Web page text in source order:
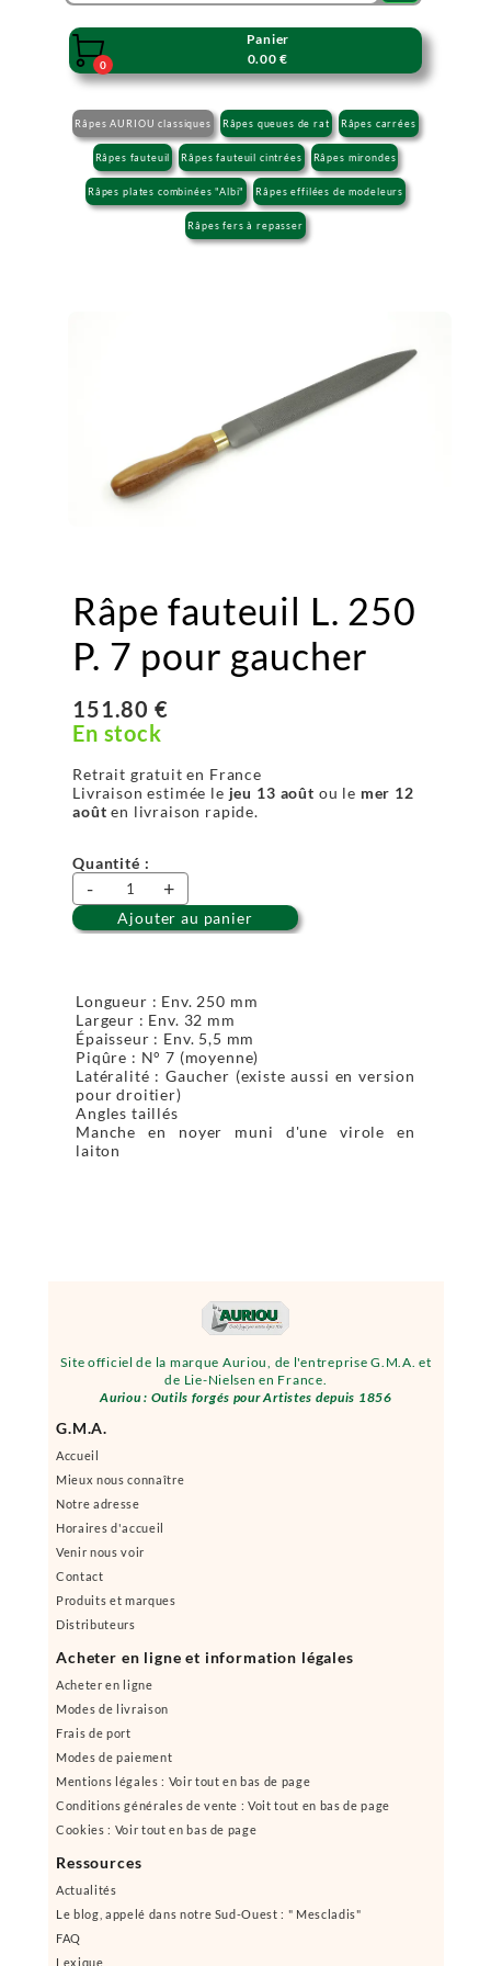
Site officiel de la marque Auriou, de l'entreprise G.M.A. et
de Lie-Nielsen en France.
Auriou : Outils forgés pour Artistes depuis 1856
G.M.A.
Accueil
Mieux nous connaître
Notre adresse
Horaires d'accueil
Venir nous voir
Contact
Produits et marques
Distributeurs
Acheter en ligne et information légales
Acheter en ligne
Modes de livraison
Frais de port
Modes de paiement
Mentions légales : Voir tout en bas de page
Conditions générales de vente : Voit tout en bas de page
Cookies : Voir tout en bas de page
Ressources
Actualités
Le blog, appelé dans notre Sud-Ouest : " Mescladis"
FAQ
Lexique

0
Panier
0.00 €
Râpes AURIOU classiques Râpes queues de rat Râpes carrées
Râpes fauteuil Râpes fauteuil cintrées Râpes mirondes
Râpes plates combinées "Albi" Râpes effilées de modeleurs
Râpes fers à repasser
Râpe fauteuil L. 250
P. 7 pour gaucher
151.80 €
En stock
Retrait gratuit en France
Livraison estimée le jeu 13 août ou le mer 12
août en livraison rapide.
Quantité :
- +
Ajouter au panier
Longueur : Env. 250 mm
Largeur : Env. 32 mm
Épaisseur : Env. 5,5 mm
Piqûre : N° 7 (moyenne)
Latéralité : Gaucher (existe aussi en version
pour droitier)
Angles taillés
Manche en noyer muni d'une virole en
laiton